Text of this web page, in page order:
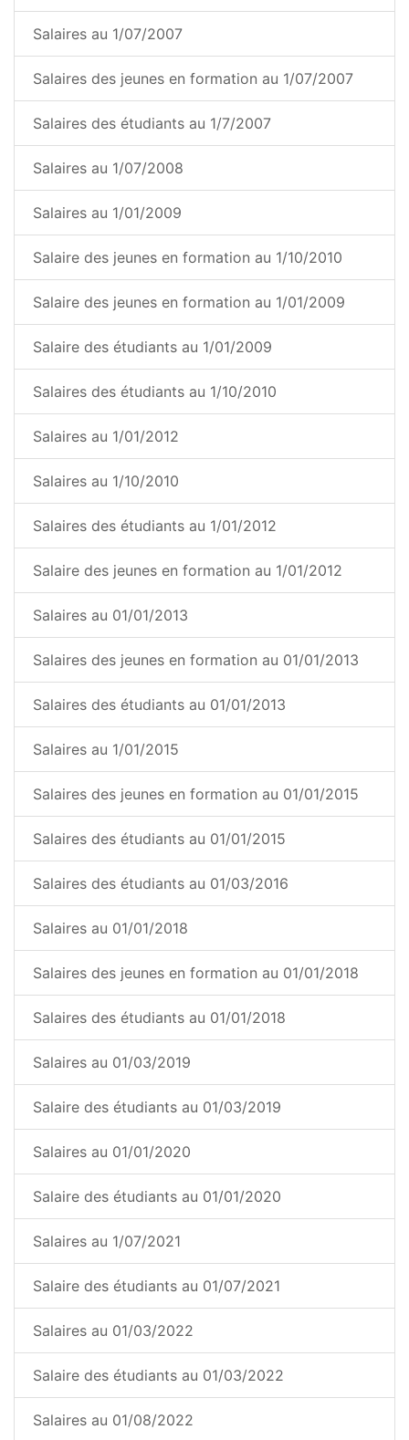
Salaires au 1/07/2007
Salaires des jeunes en formation au 1/07/2007
Salaires des étudiants au 1/7/2007
Salaires au 1/07/2008
Salaires au 1/01/2009
Salaire des jeunes en formation au 1/10/2010
Salaire des jeunes en formation au 1/01/2009
Salaire des étudiants au 1/01/2009
Salaires des étudiants au 1/10/2010
Salaires au 1/01/2012
Salaires au 1/10/2010
Salaires des étudiants au 1/01/2012
Salaire des jeunes en formation au 1/01/2012
Salaires au 01/01/2013
Salaires des jeunes en formation au 01/01/2013
Salaires des étudiants au 01/01/2013
Salaires au 1/01/2015
Salaires des jeunes en formation au 01/01/2015
Salaires des étudiants au 01/01/2015
Salaires des étudiants au 01/03/2016
Salaires au 01/01/2018
Salaires des jeunes en formation au 01/01/2018
Salaires des étudiants au 01/01/2018
Salaires au 01/03/2019
Salaire des étudiants au 01/03/2019
Salaires au 01/01/2020
Salaire des étudiants au 01/01/2020
Salaires au 1/07/2021
Salaire des étudiants au 01/07/2021
Salaires au 01/03/2022
Salaire des étudiants au 01/03/2022
Salaires au 01/08/2022